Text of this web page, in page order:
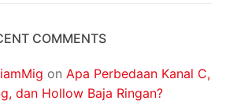
COMMENTS
on Apa Perbedaan Kanal C,
dan Hollow Baja Ringan?